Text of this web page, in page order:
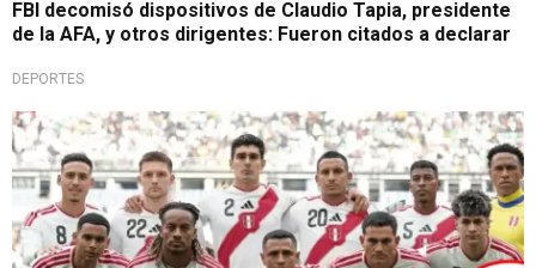
FBI decomisó dispositivos de Claudio Tapia, presidente
de la AFA, y otros dirigentes: Fueron citados a declarar
DEPORTES
Escaló posiciones